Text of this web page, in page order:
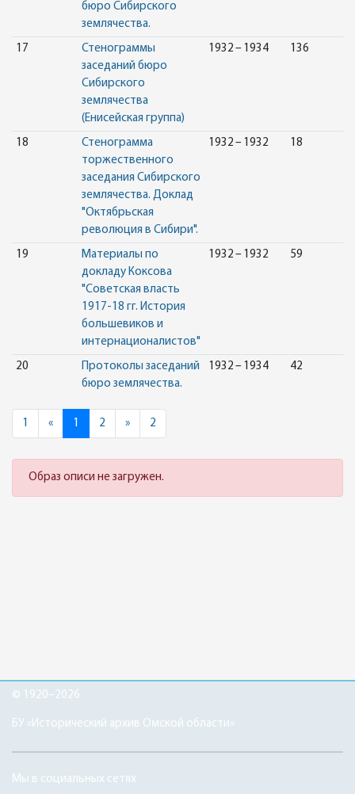
бюро Сибирского
землячества.
17
Стенограммы
заседаний бюро
Сибирского
землячества
(Енисейская группа)
1932 – 1934 136
18
Стенограмма
торжественного
заседания Сибирского
землячества. Доклад
"Октябрьская
революция в Сибири".
1932 – 1932 18
19
Материалы по
докладу Коксова
"Советская власть
1917-18 гг. История
большевиков и
интернационалистов"
1932 – 1932 59
20
Протоколы заседаний
бюро землячества.
1932 – 1934 42
1 «Previous
1 2 »Next2
Образ описи не загружен.
© 1920–2026
БУ «Исторический архив Омской области»
Мы в социальных сетях